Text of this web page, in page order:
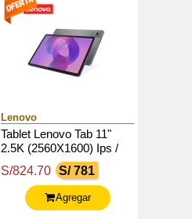
Lenovo
Tablet Lenovo Tab 11"
2.5K (2560X1600) Ips /
90Hz / Touch / 4Gb Ram /
128Gb Rom, Android 15
O Sup.
S/824.70 S/ 781
Agregar